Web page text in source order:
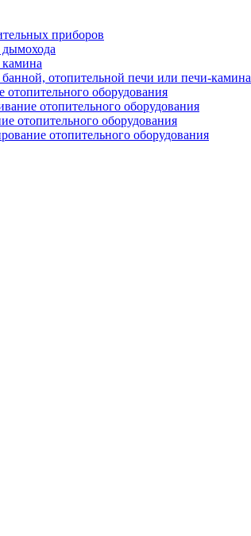
приборов
отопительной печи или печи-камина
оборудования
отопительного оборудования
отопительного оборудования
отопительного оборудования